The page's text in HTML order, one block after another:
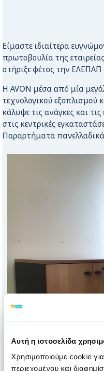
Αυτή η ιστοσελίδα
Χρησιμοποιούμε cookie
περιεχομένου και
Είμαστε ιδιαίτερα
πρωτοβουλία της
στήριξε φέτος την ΕΛΕΠΑΠ
Η AVON μέσα από μία
τεχνολογικού εξοπλισμού
κάλυψε τις ανάγκες και
στις κεντρικές
Παραρτήματα